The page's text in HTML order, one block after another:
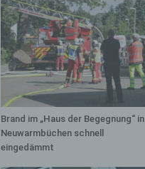
Brand im „Haus der Begegnung“ in
Neuwarmbüchen schnell
eingedämmt